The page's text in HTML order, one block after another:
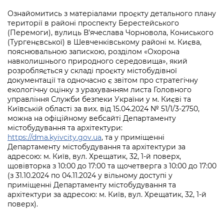
Ознайомитись з матеріалами проєкту детального плану
території в районі проспекту Берестейського
(Перемоги), вулиць В’ячеслава Чорновола, Кониського
(Тургенєвської) в Шевченківському районі м. Києва,
пояснювальною запискою, розділом «Охорона
навколишнього природного середовища», який
розробляється у складі проєкту містобудівної
документації та одночасно є звітом про стратегічну
екологічну оцінку з урахуванням листа Головного
управління Служби безпеки України у м. Києві та
Київській області за вих. від 15.04.2024 № 51/1/3-2750,
можна на офіційному вебсайті Департаменту
містобудування та архітектури:
https://dma.kyivcity.gov.ua, та у приміщенні
Департаменту містобудування та архітектури за
адресою: м. Київ, вул. Хрещатик, 32, 1-й поверх,
щовівторка з 10:00 до 17:00 та щочетверга з 10:00 до 17:00
(з 31.10.2024 по 04.11.2024 у вільному доступі у
приміщенні Департаменту містобудування та
архітектури за адресою: м. Київ, вул. Хрещатик, 32, 1-й
поверх).